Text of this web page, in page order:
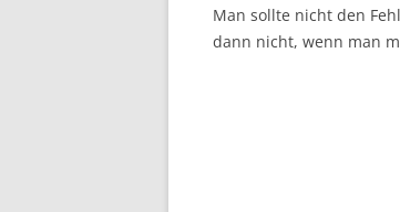
Man sollte nicht den
dann nicht, wenn man